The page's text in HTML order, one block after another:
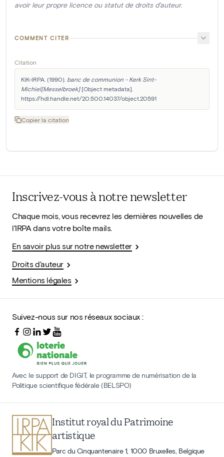
avoir leur propre licence ou statut de droits d'auteur.
COMMENT CITER
Citation
KIK-IRPA. (1990). banc de communion - Kerk Sint-
Michiel[Messelbroek] [Object metadata].
https://hdl.handle.net/20.500.14037/object.20591
Copier la citation
Inscrivez-vous à notre newsletter
Chaque mois, vous recevrez les dernières nouvelles de
l'IRPA dans votre boîte mails.
En savoir plus sur notre newsletter
Droits d'auteur
Mentions légales
Suivez-nous sur nos réseaux sociaux :
Avec le support de DIGIT, le programme de numérisation de la
Politique scientifique fédérale (BELSPO)
Institut royal du Patrimoine
artistique
Parc du Cinquantenaire 1, 1000 Bruxelles, Belgique